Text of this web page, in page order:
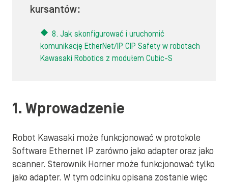
kursantów:
8. Jak skonfigurować i uruchomić
komunikację EtherNet/IP CIP Safety w robotach
Kawasaki Robotics z modułem Cubic-S
1. Wprowadzenie
Robot Kawasaki może funkcjonować w protokole
Software Ethernet IP zarówno jako adapter oraz jako
scanner. Sterownik Horner może funkcjonować tylko
jako adapter. W tym odcinku opisana zostanie więc